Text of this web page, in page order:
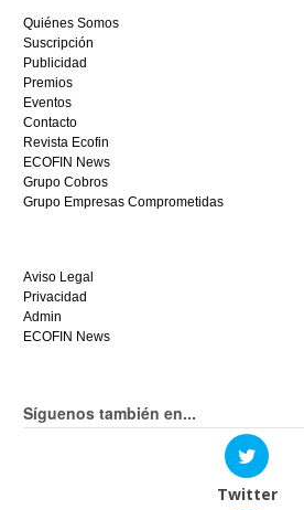
ganar
hoy
mismo.
Quiénes Somos
Suscripción
Publicidad
Premios
Eventos
Contacto
Revista Ecofin
ECOFIN News
Grupo Cobros
Grupo Empresas Comprometidas
Aviso Legal
Privacidad
Admin
ECOFIN News
Síguenos también en...
Twitter